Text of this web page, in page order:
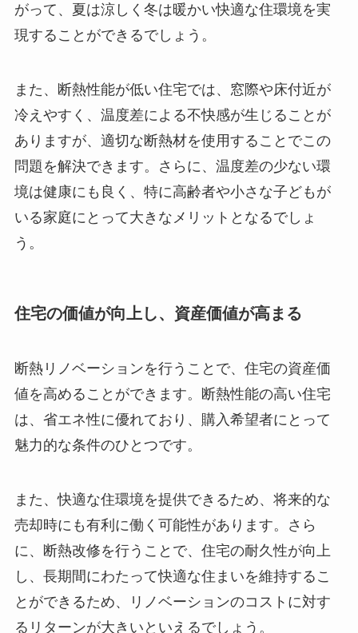
がって、夏は涼しく冬は暖かい快適な住環境を実
現することができるでしょう。
また、断熱性能が低い住宅では、窓際や床付近が
冷えやすく、温度差による不快感が生じることが
ありますが、適切な断熱材を使用することでこの
問題を解決できます。さらに、温度差の少ない環
境は健康にも良く、特に高齢者や小さな子どもが
いる家庭にとって大きなメリットとなるでしょ
う。
住宅の価値が向上し、資産価値が高まる
断熱リノベーションを行うことで、住宅の資産価
値を高めることができます。断熱性能の高い住宅
は、省エネ性に優れており、購入希望者にとって
魅力的な条件のひとつです。
また、快適な住環境を提供できるため、将来的な
売却時にも有利に働く可能性があります。さら
に、断熱改修を行うことで、住宅の耐久性が向上
し、長期間にわたって快適な住まいを維持するこ
とができるため、リノベーションのコストに対す
るリターンが大きいといえるでしょう。